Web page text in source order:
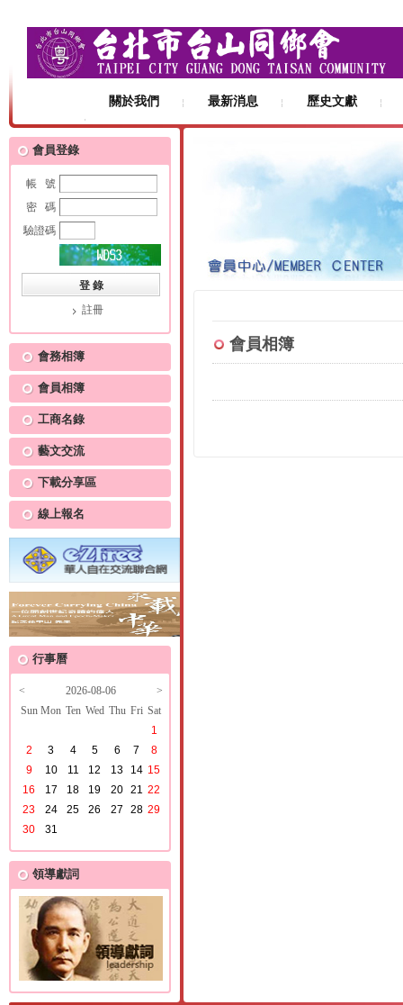
關於我們 最新消息 歷史文獻
會員登錄
帳 號
密 碼
驗證碼
註冊
會務相簿
會員相簿
工商名錄
藝文交流
下載分享區
線上報名
行事曆
< 2026-08-06
>
Sun Mon Ten Wed Thu Fri Sat
1
2
3 4 5 6 7
8
9
10 11 12 13 14 15
16
17 18 19 20 21 22
23
24 25 26 27 28 29
30
31
領導獻詞
會員相簿